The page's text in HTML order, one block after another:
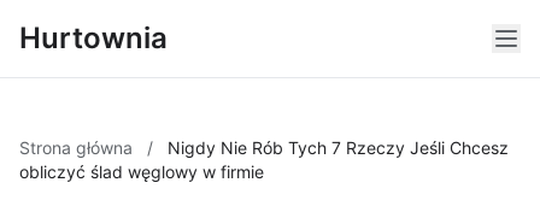
Hurtownia
Strona główna /
Nigdy Nie Rób Tych 7 Rzeczy Jeśli Chcesz
obliczyć ślad węglowy w firmie